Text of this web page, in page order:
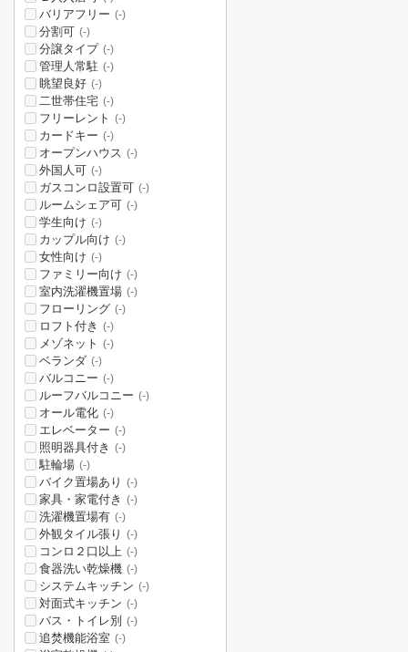
バリアフリー (-)
分割可 (-)
分譲タイプ (-)
管理人常駐 (-)
眺望良好 (-)
二世帯住宅 (-)
フリーレント (-)
カードキー (-)
オープンハウス (-)
外国人可 (-)
ガスコンロ設置可 (-)
ルームシェア可 (-)
学生向け (-)
カップル向け (-)
女性向け (-)
ファミリー向け (-)
室内洗濯機置場 (-)
フローリング (-)
ロフト付き (-)
メゾネット (-)
ベランダ (-)
バルコニー (-)
ルーフバルコニー (-)
オール電化 (-)
エレベーター (-)
照明器具付き (-)
駐輪場 (-)
バイク置場あり (-)
家具・家電付き (-)
洗濯機置場有 (-)
外観タイル張り (-)
コンロ２口以上 (-)
食器洗い乾燥機 (-)
システムキッチン (-)
対面式キッチン (-)
バス・トイレ別 (-)
追焚機能浴室 (-)